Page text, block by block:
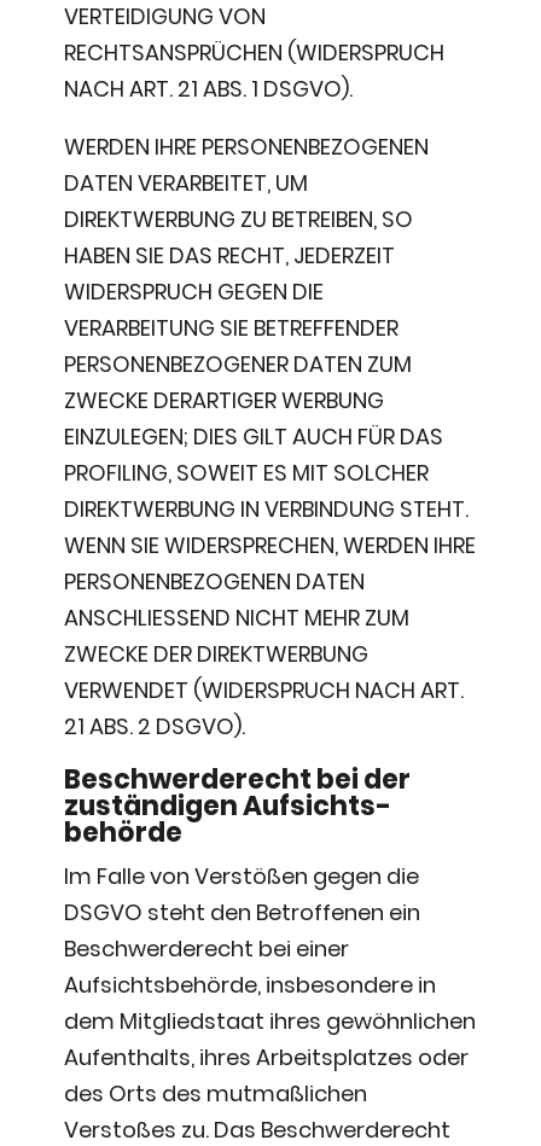
VERTEIDIGUNG VON
RECHTSANSPRÜCHEN (WIDERSPRUCH
NACH ART. 21 ABS. 1 DSGVO).
WERDEN IHRE PERSONENBEZOGENEN
DATEN VERARBEITET, UM
DIREKTWERBUNG ZU BETREIBEN, SO
HABEN SIE DAS RECHT, JEDERZEIT
WIDERSPRUCH GEGEN DIE
VERARBEITUNG SIE BETREFFENDER
PERSONENBEZOGENER DATEN ZUM
ZWECKE DERARTIGER WERBUNG
EINZULEGEN; DIES GILT AUCH FÜR DAS
PROFILING, SOWEIT ES MIT SOLCHER
DIREKTWERBUNG IN VERBINDUNG STEHT.
WENN SIE WIDERSPRECHEN, WERDEN IHRE
PERSONENBEZOGENEN DATEN
ANSCHLIESSEND NICHT MEHR ZUM
ZWECKE DER DIREKTWERBUNG
VERWENDET (WIDERSPRUCH NACH ART.
21 ABS. 2 DSGVO).
Beschwerde­recht bei der
zuständigen Aufsichts­
behörde
Im Falle von Verstößen gegen die
DSGVO steht den Betroffenen ein
Beschwerderecht bei einer
Aufsichtsbehörde, insbesondere in
dem Mitgliedstaat ihres gewöhnlichen
Aufenthalts, ihres Arbeitsplatzes oder
des Orts des mutmaßlichen
Verstoßes zu. Das Beschwerderecht